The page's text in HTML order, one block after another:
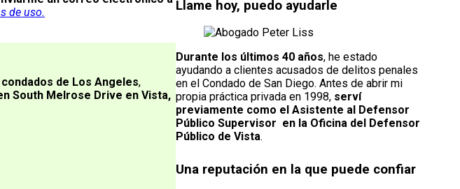
de uso.
condados de Los Angeles,
South Melrose Drive en Vista,
Llame hoy, puedo ayudarle
Durante los últimos 40 años, he estado
ayudando a clientes acusados de delitos penales
en el Condado de San Diego. Antes de abrir mi
propia práctica privada en 1998, serví
previamente como el Asistente al Defensor
Público Supervisor en la Oficina del Defensor
Público de Vista.
Una reputación en la que puede confiar